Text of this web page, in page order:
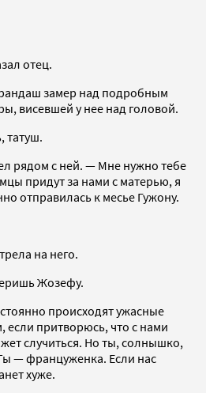
отец.
замер над подробным
висевшей у нее над головой.
татуш.
рядом с ней. — Мне нужно тебе
придут за нами с матерью, я
отправилась к месье Гужону.
на него.
Жозефу.
происходят ужасные
если притворюсь, что с нами
случиться. Но ты, солнышко,
— француженка. Если нас
хуже.